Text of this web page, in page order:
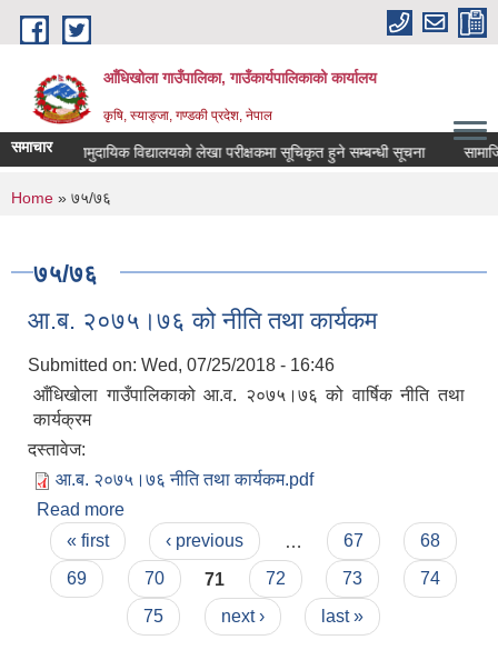
Skip to main content
आँधिखोला गाउँपालिका, गाउँकार्यपालिकाको कार्यालय
कृषि, स्याङ्जा, गण्डकी प्रदेश, नेपाल
समाचार सामुदायिक विद्यालयको लेखा परीक्षकमा सूचिकृत हुने सम्बन्धी सूचना
You are here
Home » ७५/७६
७५/७६
आ.ब. २०७५।७६ को नीति तथा कार्यकम
Submitted on: Wed, 07/25/2018 - 16:46
आँधिखोला गाउँपालिकाको आ.व. २०७५।७६ को वार्षिक नीति तथा
कार्यक्रम
दस्तावेज:
आ.ब. २०७५।७६ नीति तथा कार्यकम.pdf
Read more
Pages
« first ‹ previous 67
68
69
70 71 72 73
74
75
next › last »